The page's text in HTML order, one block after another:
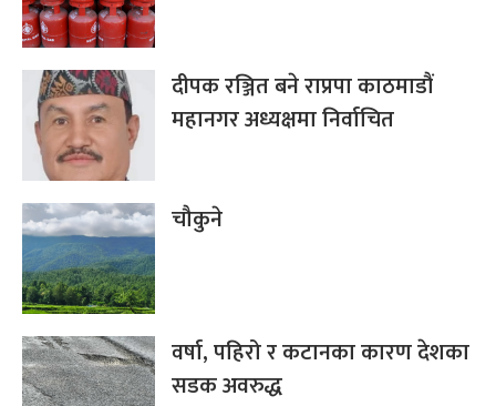
दीपक रञ्जित बने राप्रपा काठमाडौं
महानगर अध्यक्षमा निर्वाचित
चौकुने
वर्षा, पहिरो र कटानका कारण देशका
सडक अवरुद्ध